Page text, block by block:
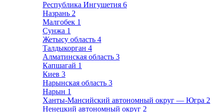
Республика Ингушетия 6
Назрань 2
Малгобек 1
Сунжа 1
Жетысу область 4
Талдыкорган 4
Алматинская область 3
Капшагай 1
Киев 3
Нарынская область 3
Нарын 1
Ханты-Мансийский автономный округ — Югра 2
Ненецкий автономный округ 2